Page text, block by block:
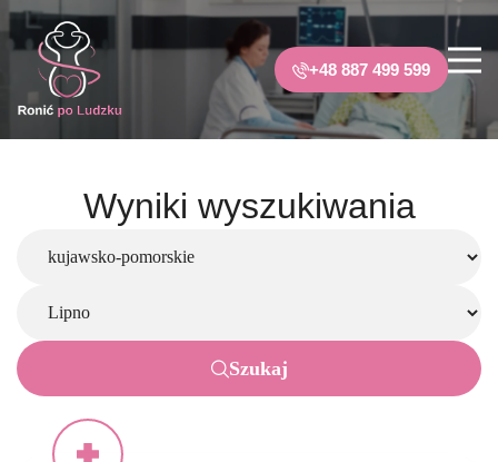
+48 887 499 599
Wyniki wyszukiwania
Szukaj